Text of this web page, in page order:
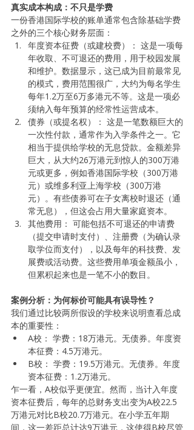
真实成本构成：不只是学费
一份香港国际学校的账单通常包含除基础学费
之外的三个核心财务层面：
年度资本征费（或建校费）： 这是一项每
年收取、不可退还的费用，用于校园发展
和维护。数据显示，这已成为目前最常见
的模式，费用范围很广，大约为每名学生
每年1.2万至6万多港元不等。这是一项必
须纳入每年预算的经常性运营成本。
债券（或提名权）： 这是一笔数额巨大的
一次性付款，通常作为入学条件之一。它
相当于提供给学校的无息贷款。金额差异
巨大，从大约26万港元到惊人的300万港
元或更多，例如香港国际学校（300万港
元）或维多利亚上海学校（300万港
元）。有些债券可在子女离校时退还（通
常无息），但这会占用大量家庭资本。
其他费用： 可能包括不可退还的申请费
（提交申请时支付）、注册费（为确认录
取学位而支付），以及每年的科技费、发
展费或活动费。这些费用单项金额虽小，
但累积起来也是一笔不小的数目。
案例分析：为何标价可能具有误导性？
我们通过比较两所假设的学校来说明查看总成
本的重要性：
A校： 学费：18万港元。无债券。年度资
本征费：4.5万港元。
B校： 学费：19.5万港元。无债券。年度
资本征费：1.2万港元。
乍一看，A校似乎更便宜。然而，当计入年度
资本征费后，每年的总财务支出变为A校22.5
万港元对比B校20.7万港元。在小学五年期
间，这一差距总计达9万港元，这使得B校尽管